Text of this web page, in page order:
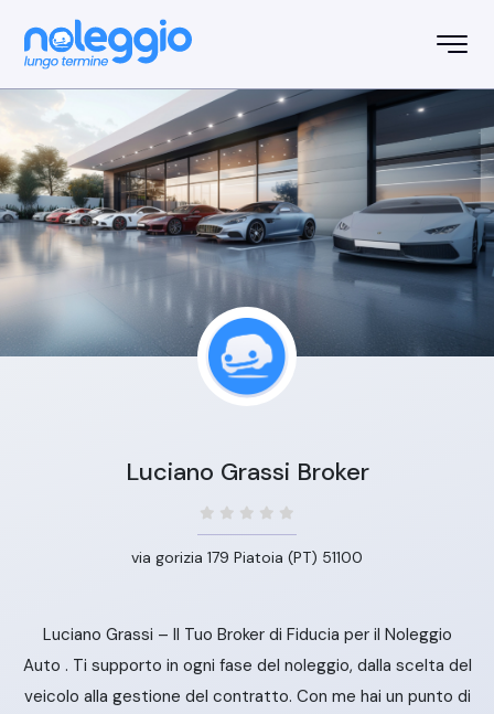
Luciano Grassi Broker
via gorizia 179 Piatoia (PT) 51100
Luciano Grassi – Il Tuo Broker di Fiducia per il Noleggio
Auto . Ti supporto in ogni fase del noleggio, dalla scelta del
veicolo alla gestione del contratto. Con me hai un punto di